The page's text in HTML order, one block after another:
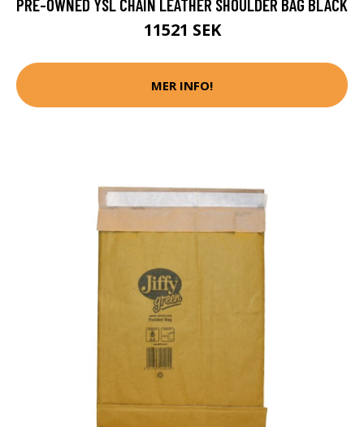
PRE-OWNED YSL CHAIN LEATHER SHOULDER BAG BLACK
11521 SEK
MER INFO!